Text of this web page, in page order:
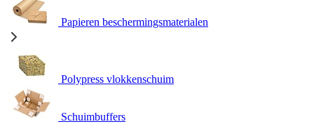
Papieren beschermingsmaterialen
Polypress vlokkenschuim
Schuimbuffers